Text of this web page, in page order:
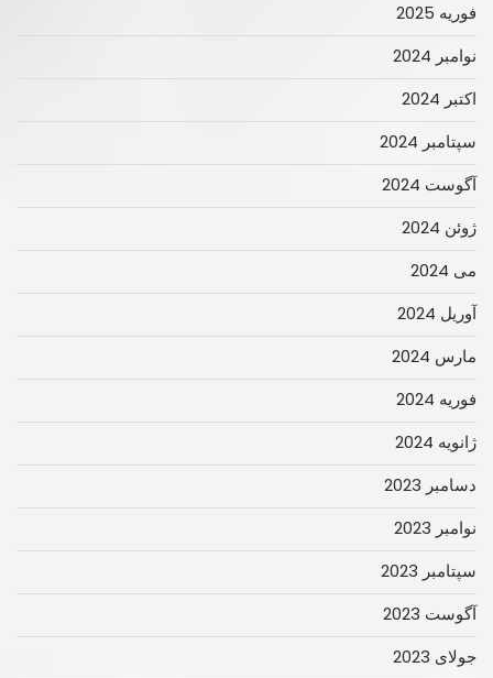
فوریه 2025
نوامبر 2024
اکتبر 2024
سپتامبر 2024
آگوست 2024
ژوئن 2024
می 2024
آوریل 2024
مارس 2024
فوریه 2024
ژانویه 2024
دسامبر 2023
نوامبر 2023
سپتامبر 2023
آگوست 2023
جولای 2023